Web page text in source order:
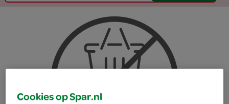
Cookies op Spar.nl